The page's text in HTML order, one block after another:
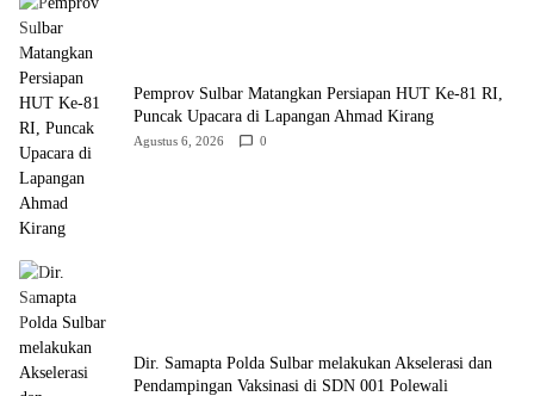
Pemprov Sulbar Matangkan Persiapan HUT Ke-81 RI,
Puncak Upacara di Lapangan Ahmad Kirang
Agustus 6, 2026 0
Dir. Samapta Polda Sulbar melakukan Akselerasi dan
Pendampingan Vaksinasi di SDN 001 Polewali